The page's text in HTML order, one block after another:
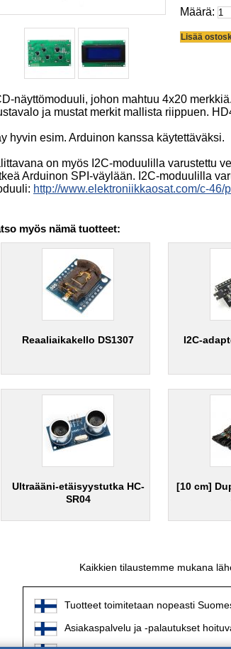
Määrä:
näyttömoduuli, johon mahtuu 4x20
ja mustat merkit mallista riippuen.
hyvin esim. Arduinon kanssa käytettäväksi.
on myös I2C-moduulilla varustettu
Arduinon SPI-väylään. I2C-moduulilla
http://www.elektroniikkaosat.com/c-
myös nämä tuotteet:
Reaaliaikakello DS1307 I2C-
Ultraääni-etäisyystutka HC-
SR04
[10 cm]
Kaikkien tilaustemme mukana
Tuotteet toimitetaan nopeasti
Asiakaspalvelu ja -palautukset